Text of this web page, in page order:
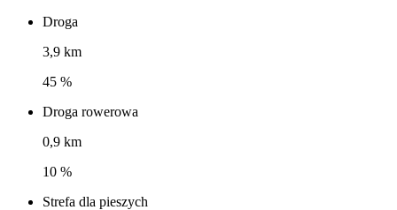
Droga
3,9 km
45 %
Droga rowerowa
0,9 km
10 %
Strefa dla pieszych